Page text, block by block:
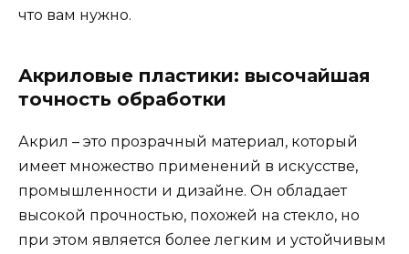
что вам нужно.
Акриловые пластики: высочайшая
точность обработки
Акрил – это прозрачный материал, который
имеет множество применений в искусстве,
промышленности и дизайне. Он обладает
высокой прочностью, похожей на стекло, но
при этом является более легким и устойчивым